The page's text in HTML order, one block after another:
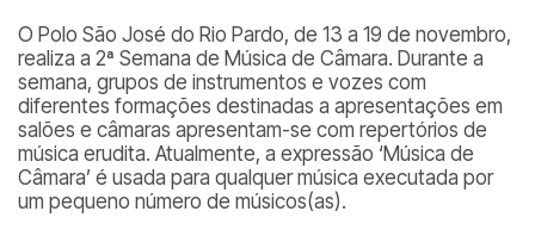
O Polo São José do Rio Pardo, de 13 a 19 de novembro,
realiza a 2ª Semana de Música de Câmara. Durante a
semana, grupos de instrumentos e vozes com
diferentes formações destinadas a apresentações em
salões e câmaras apresentam-se com repertórios de
música erudita. Atualmente, a expressão ‘Música de
Câmara’ é usada para qualquer música executada por
um pequeno número de músicos(as).